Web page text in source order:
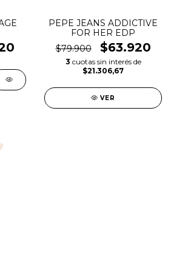
PEPE JEANS ADDICTIVE
FOR HER EDP
$79.900
$63.920
3 cuotas sin interés de
$21.306,67
VER